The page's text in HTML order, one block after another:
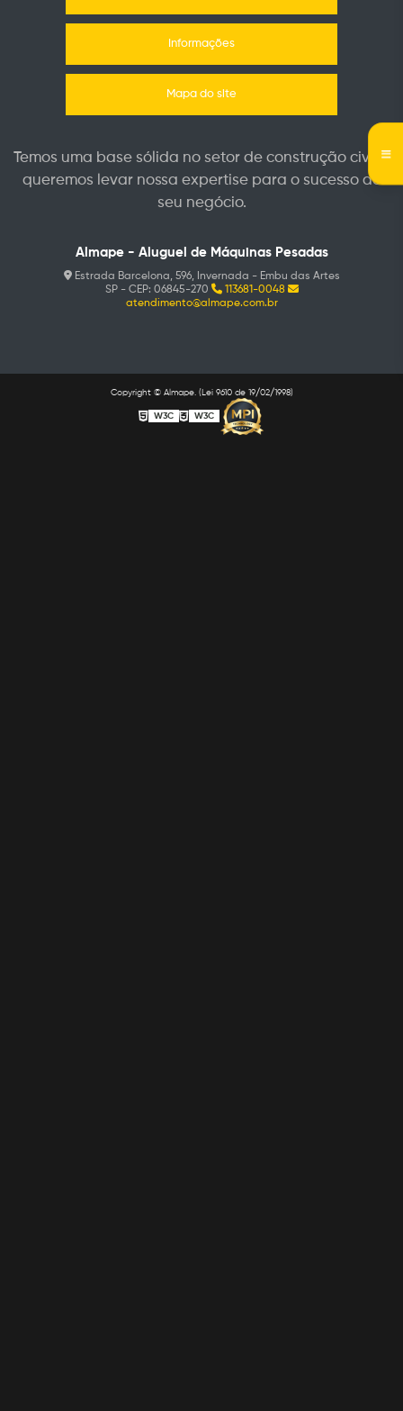
Informações
Mapa do site
Temos uma base sólida no setor de construção civil e
queremos levar nossa expertise para o sucesso do
seu negócio.
Almape - Aluguel de Máquinas Pesadas
Estrada Barcelona, 596, Invernada - Embu das Artes
SP - CEP: 06845-270
113681-0048
atendimento@almape.com.br
Copyright © Almape. (Lei 9610 de 19/02/1998)
W3C W3C